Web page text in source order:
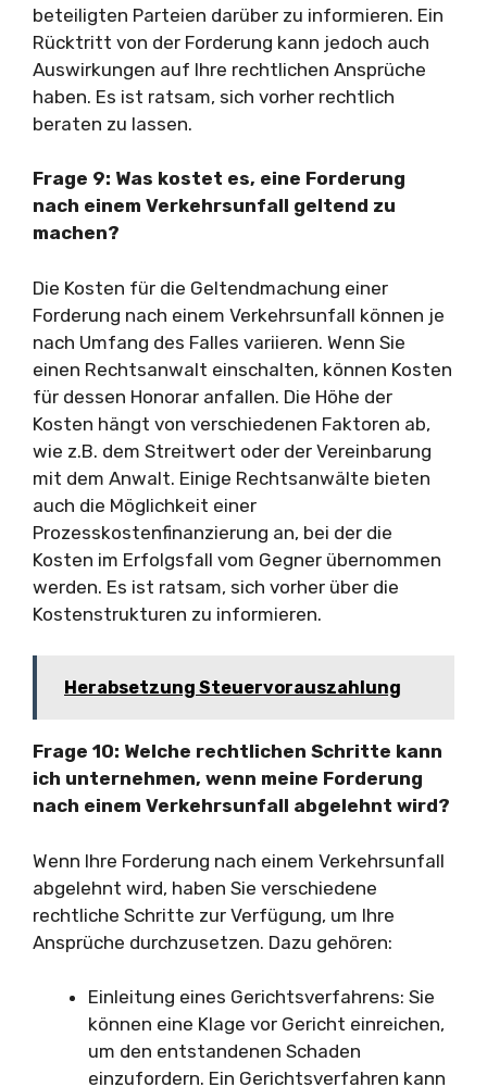
beteiligten Parteien darüber zu informieren. Ein
Rücktritt von der Forderung kann jedoch auch
Auswirkungen auf Ihre rechtlichen Ansprüche
haben. Es ist ratsam, sich vorher rechtlich
beraten zu lassen.
Frage 9: Was kostet es, eine Forderung
nach einem Verkehrsunfall geltend zu
machen?
Die Kosten für die Geltendmachung einer
Forderung nach einem Verkehrsunfall können je
nach Umfang des Falles variieren. Wenn Sie
einen Rechtsanwalt einschalten, können Kosten
für dessen Honorar anfallen. Die Höhe der
Kosten hängt von verschiedenen Faktoren ab,
wie z.B. dem Streitwert oder der Vereinbarung
mit dem Anwalt. Einige Rechtsanwälte bieten
auch die Möglichkeit einer
Prozesskostenfinanzierung an, bei der die
Kosten im Erfolgsfall vom Gegner übernommen
werden. Es ist ratsam, sich vorher über die
Kostenstrukturen zu informieren.
Herabsetzung Steuervorauszahlung
Frage 10: Welche rechtlichen Schritte kann
ich unternehmen, wenn meine Forderung
nach einem Verkehrsunfall abgelehnt wird?
Wenn Ihre Forderung nach einem Verkehrsunfall
abgelehnt wird, haben Sie verschiedene
rechtliche Schritte zur Verfügung, um Ihre
Ansprüche durchzusetzen. Dazu gehören:
Einleitung eines Gerichtsverfahrens: Sie
können eine Klage vor Gericht einreichen,
um den entstandenen Schaden
einzufordern. Ein Gerichtsverfahren kann